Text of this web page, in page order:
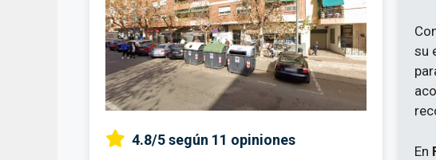
4.8/5según 11 opiniones
su
En